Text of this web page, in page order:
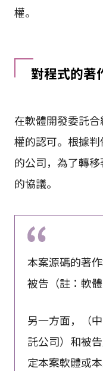
權。
對程式的著
在軟體開發委託
權的認可。根據
的公司，為了轉
的協議。
本案源碼的著
被告（註：軟體
另一方面，（
託公司）和被
定本案軟體或